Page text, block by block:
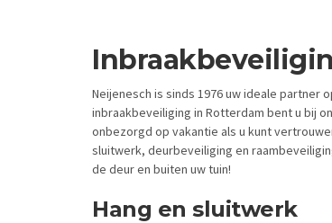
Neijenesch is sinds 1976 uw ideale partner
inbraakbeveiliging in Rotterdam bent u bij
onbezorgd op vakantie als u kunt
sluitwerk, deurbeveiliging en
de deur en buiten uw tuin!
Hang en sluitwerk